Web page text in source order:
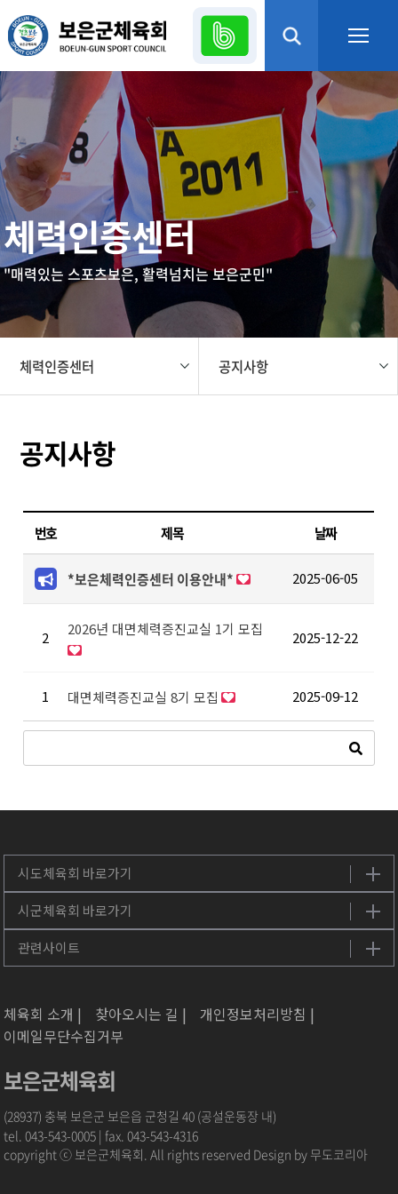
열기
열기
열기
열기
열기
열기
체력인증센터
"매력있는 스포츠보은, 활력넘치는 보은군민"
체력인증센터 공지사항
공지사항
번호 제목 날짜
*보은체력인증센터 이용안내* 2025-06-05
2 2026년 대면체력증진교실 1기 모집 2025-12-22
1 대면체력증진교실 8기 모집 2025-09-12
체육회 소개 | 찾아오시는 길 |
개인정보처리방침 |
이메일무단수집거부
보은군체육회
(28937) 충북 보은군 보은읍 군청길 40 (공설운동장 내)
tel. 043-543-0005 | fax. 043-543-4316
copyright ⓒ 보은군체육회. All rights reserved Design by 무도코리아